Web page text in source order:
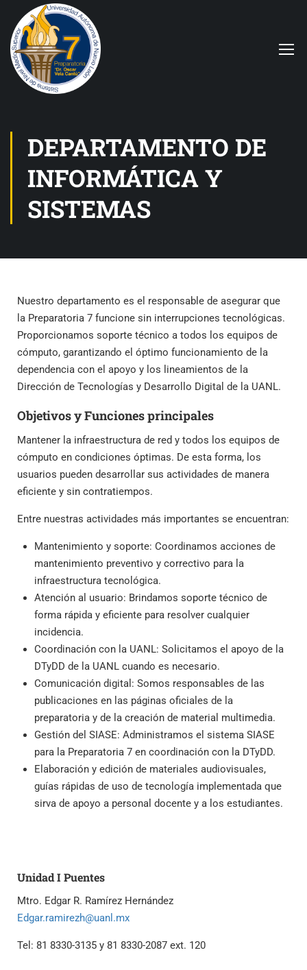
DEPARTAMENTO DE
INFORMÁTICA Y
SISTEMAS
Nuestro departamento es el responsable de asegurar que
la Preparatoria 7 funcione sin interrupciones tecnológicas.
Proporcionamos soporte técnico a todos los equipos de
cómputo, garantizando el óptimo funcionamiento de la
dependencia con el apoyo y los lineamientos de la
Dirección de Tecnologías y Desarrollo Digital de la UANL.
Objetivos y Funciones principales
Mantener la infraestructura de red y todos los equipos de
cómputo en condiciones óptimas. De esta forma, los
usuarios pueden desarrollar sus actividades de manera
eficiente y sin contratiempos.
Entre nuestras actividades más importantes se encuentran:
Mantenimiento y soporte: Coordinamos acciones de
mantenimiento preventivo y correctivo para la
infraestructura tecnológica.
Atención al usuario: Brindamos soporte técnico de
forma rápida y eficiente para resolver cualquier
incidencia.
Coordinación con la UANL: Solicitamos el apoyo de la
DTyDD de la UANL cuando es necesario.
Comunicación digital: Somos responsables de las
publicaciones en las páginas oficiales de la
preparatoria y de la creación de material multimedia.
Gestión del SIASE: Administramos el sistema SIASE
para la Preparatoria 7 en coordinación con la DTyDD.
Elaboración y edición de materiales audiovisuales,
guías rápidas de uso de tecnología implementada que
sirva de apoyo a personal docente y a los estudiantes.
Unidad I Puentes
Mtro. Edgar R. Ramírez Hernández
Edgar.ramirezh@uanl.mx
Tel: 81 8330-3135 y 81 8330-2087 ext. 120